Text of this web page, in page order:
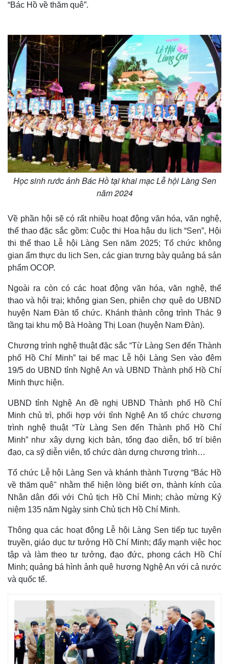
Quan sát
Cuộc sống đó đây
Hồ sơ
Video
Ảnh
E-Magazine
Infographic
“Bác Hồ về thăm quê”.
Học sinh rước ảnh Bác Hồ tại khai mạc Lễ hội Làng Sen
năm 2024
Về phần hội sẽ có rất nhiều hoạt động văn hóa, văn nghệ,
thể thao đặc sắc gồm: Cuộc thi Hoa hậu du lịch “Sen”, Hội
thi thể thao Lễ hội Làng Sen năm 2025; Tổ chức không
gian ẩm thực du lịch Sen, các gian trưng bày quảng bá sản
phẩm OCOP.
Ngoài ra còn có các hoạt động văn hóa, văn nghệ, thể
thao và hội trại; không gian Sen, phiên chợ quê do UBND
huyện Nam Đàn tổ chức. Khánh thành công trình Thác 9
tầng tại khu mộ Bà Hoàng Thị Loan (huyện Nam Đàn).
Chương trình nghệ thuật đặc sắc “Từ Làng Sen đến Thành
phố Hồ Chí Minh” tại bế mạc Lễ hội Làng Sen vào đêm
19/5 do UBND tỉnh Nghệ An và UBND Thành phố Hồ Chí
Minh thực hiện.
UBND tỉnh Nghệ An đề nghị UBND Thành phố Hồ Chí
Minh chủ trì, phối hợp với tỉnh Nghệ An tổ chức chương
trình nghệ thuật “Từ Làng Sen đến Thành phố Hồ Chí
Minh” như xây dựng kịch bản, tổng đạo diễn, bố trí biên
đạo, ca sỹ diễn viên, tổ chức dàn dựng chương trình…
Tổ chức Lễ hội Làng Sen và khánh thành Tượng “Bác Hồ
về thăm quê" nhằm thể hiện lòng biết ơn, thành kính của
Nhân dân đối với Chủ tịch Hồ Chí Minh; chào mừng Kỷ
niệm 135 năm Ngày sinh Chủ tịch Hồ Chí Minh.
Thông qua các hoạt động Lễ hội Làng Sen tiếp tục tuyên
truyền, giáo dục tư tưởng Hồ Chí Minh; đẩy mạnh việc học
tập và làm theo tư tưởng, đạo đức, phong cách Hồ Chí
Minh; quảng bá hình ảnh quê hương Nghệ An với cả nước
và quốc tế.